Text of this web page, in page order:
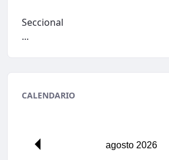
Seccional
...
CALENDARIO
agosto 2026